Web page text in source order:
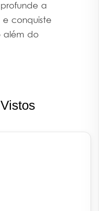
a
conquiste
além do